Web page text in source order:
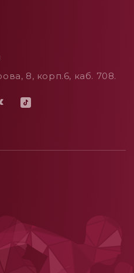
8, корп.6, каб. 708.